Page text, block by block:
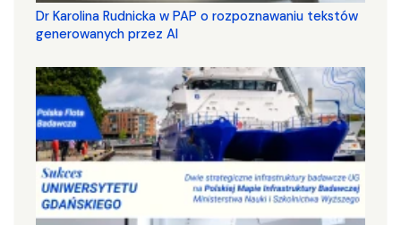
Dr Karolina Rudnicka w PAP o rozpoznawaniu tekstów
generowanych przez AI